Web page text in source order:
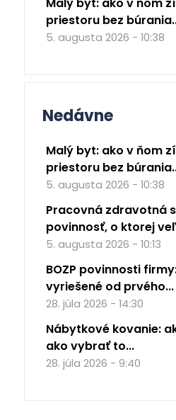
priestoru bez
5. augusta 2026 - 10:38
Nedávne
Malý byt: ako v ňom
priestoru bez
5. augusta 2026 - 10:38
Pracovná zdravotná
povinnosť, o ktorej
5. augusta 2026 - 10:13
BOZP povinnosti
vyriešené od prvého...
28. júla 2026 - 14:30
Nábytkové kovanie:
ako vybrať to...
28. júla 2026 - 9:40